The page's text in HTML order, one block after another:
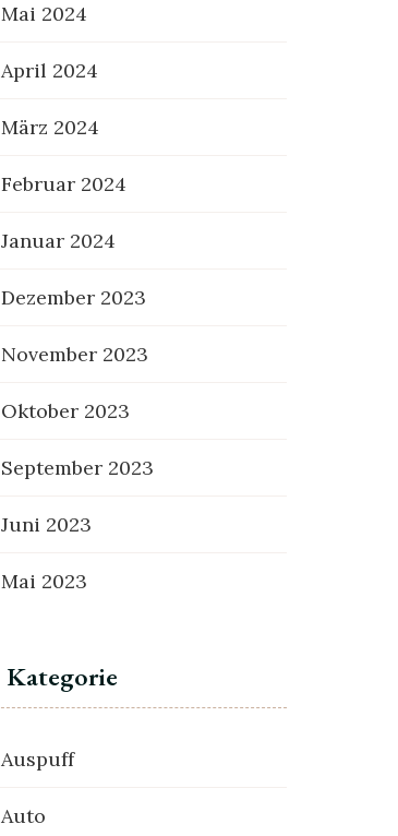
Mai 2024
April 2024
März 2024
Februar 2024
Januar 2024
Dezember 2023
November 2023
Oktober 2023
September 2023
Juni 2023
Mai 2023
Kategorie
Auspuff
Auto